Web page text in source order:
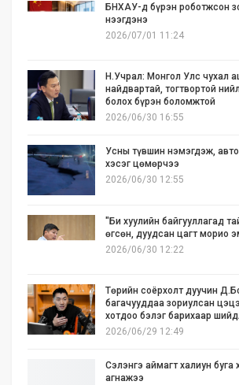
БНХАУ-д бүрэн роботжсон
нээгдэнэ
2026/07/01 11:24
Н.Учрал: Монгол Улс чухал
найдвартай, тогтвортой
болох бүрэн боломжтой
2026/06/30 16:55
Усны түвшин нэмэгдэж,
хэсэг цөмөрчээ
2026/06/30 12:55
"Би хуулийн байгууллагад
өгсөн, дуудсан цагт морио
2026/06/30 12:22
Төрийн соёрхолт дуучин
багачууддаа зориулсан
хотдоо бэлэг барихаар
2026/06/29 12:49
Сэлэнгэ аймагт халиун буга
агнажээ